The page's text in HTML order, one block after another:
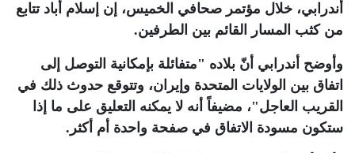
أندرابي، خلال مؤتمر صحافي الخميس، إن إسلام أباد تتابع
من كثب المسار القائم بين الطرفين.
وأوضح أندرابي أنّ بلاده "متفائلة بإمكانية التوصل إلى
اتفاق بين الولايات المتحدة وإيران، وتتوقع حدوث ذلك في
القريب العاجل"، مضيفاً أنه لا يمكنه التعليق على ما إذا
ستكون مسودة الاتفاق في صفحة واحدة أم أكثر.